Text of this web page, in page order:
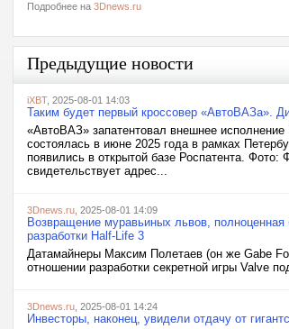
Подробнее на 3Dnews.ru
Предыдущие новости
iXBT, 2025-08-01 14:03
Таким будет первый кроссовер «АвтоВАЗа».
«АвтоВАЗ» запатентовал внешнее
состоялась в июне 2025 года в рамках
появились в открытой базе Роспатента.
свидетельствует адрес...
3Dnews.ru , 2025-08-01 14:09
Возвращение муравьиных львов,
разработки Half-Life 3
Датамайнеры Максим Полетаев (он же Gabe
отношении разработки секретной игры Valve
3Dnews.ru , 2025-08-01 14:24
Инвесторы, наконец, увидели отдачу от